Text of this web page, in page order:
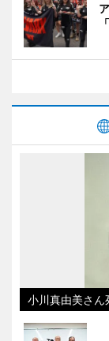
小川真由美さん